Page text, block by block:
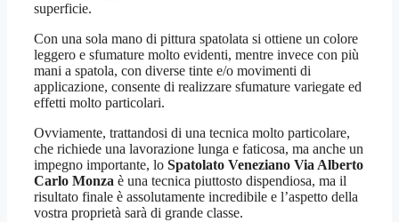
superficie.
Con una sola mano di pittura spatolata si ottiene un colore
leggero e sfumature molto evidenti, mentre invece con più
mani a spatola, con diverse tinte e/o movimenti di
applicazione, consente di realizzare sfumature variegate ed
effetti molto particolari.
Ovviamente, trattandosi di una tecnica molto particolare,
che richiede una lavorazione lunga e faticosa, ma anche un
impegno importante, lo Spatolato Veneziano Via Alberto
Carlo Monza è una tecnica piuttosto dispendiosa, ma il
risultato finale è assolutamente incredibile e l’aspetto della
vostra proprietà sarà di grande classe.